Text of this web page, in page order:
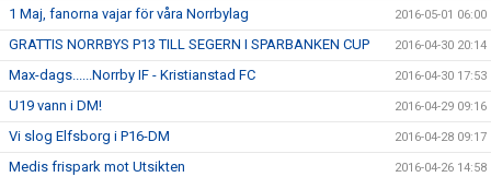
1 Maj, fanorna vajar för våra Norrbylag 2016-05-01 06:00
GRATTIS NORRBYS P13 TILL SEGERN I SPARBANKEN CUP 2016-04-30 20:14
Max-dags......Norrby IF - Kristianstad FC 2016-04-30 17:53
U19 vann i DM! 2016-04-29 09:16
Vi slog Elfsborg i P16-DM 2016-04-28 09:17
Medis frispark mot Utsikten 2016-04-26 14:58